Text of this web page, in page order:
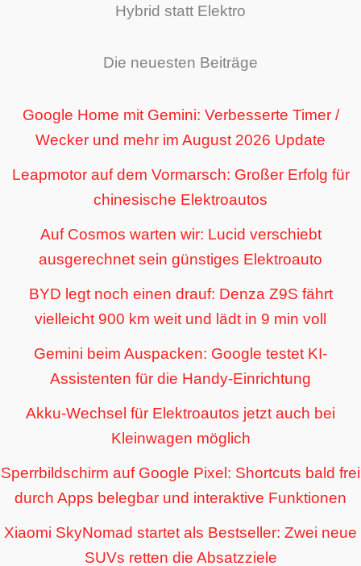
Hybrid statt Elektro
Die neuesten Beiträge
Google Home mit Gemini: Verbesserte Timer /
Wecker und mehr im August 2026 Update
Leapmotor auf dem Vormarsch: Großer Erfolg für
chinesische Elektroautos
Auf Cosmos warten wir: Lucid verschiebt
ausgerechnet sein günstiges Elektroauto
BYD legt noch einen drauf: Denza Z9S fährt
vielleicht 900 km weit und lädt in 9 min voll
Gemini beim Auspacken: Google testet KI-
Assistenten für die Handy-Einrichtung
Akku-Wechsel für Elektroautos jetzt auch bei
Kleinwagen möglich
Sperrbildschirm auf Google Pixel: Shortcuts bald frei
durch Apps belegbar und interaktive Funktionen
Xiaomi SkyNomad startet als Bestseller: Zwei neue
SUVs retten die Absatzziele